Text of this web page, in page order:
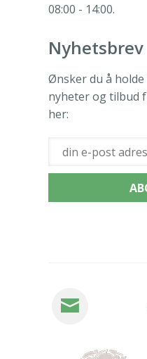
08:00 - 14:00.
Nyhetsbrev
Ønsker du å
nyheter og tilbud
her: